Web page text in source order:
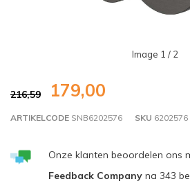
Image 1 / 2
216,59 179,00
ARTIKELCODE SNB6202576 SKU 6202576
Onze klanten beoordelen ons
Feedback Companyna 343